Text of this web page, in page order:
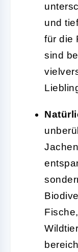
und
für die
sind